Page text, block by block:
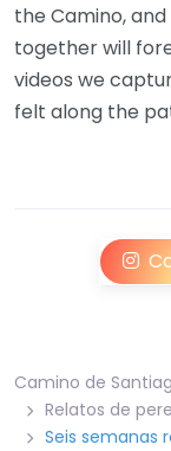
the Camino,
together will
videos we
felt along the
Camino de
Relatos de
Seis semanas